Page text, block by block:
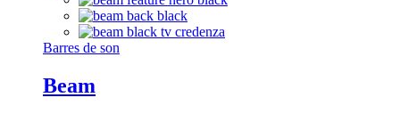
Barres de son
Beam